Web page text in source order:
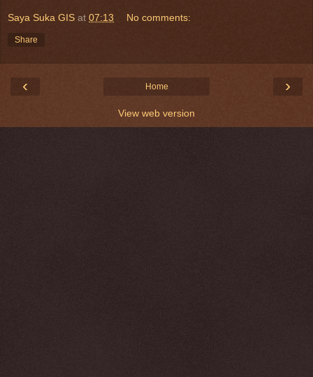
Saya Suka GIS at 07:13 No comments:
Share
‹ ›
Home
View web version